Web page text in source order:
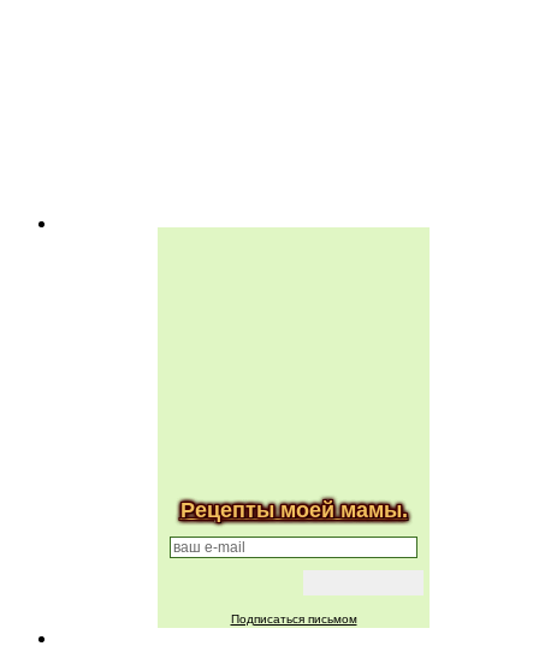
Рецепты моей мамы.
Подписаться письмом